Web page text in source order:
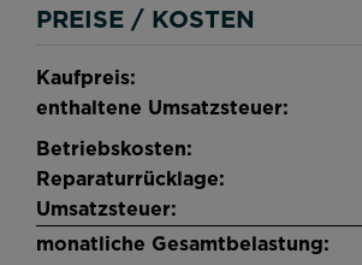
PREISE / KOSTEN
Kaufpreis:
enthaltene Umsatzsteuer:
Betriebskosten:
Reparaturrücklage:
Umsatzsteuer:
monatliche Gesamtbelastung: